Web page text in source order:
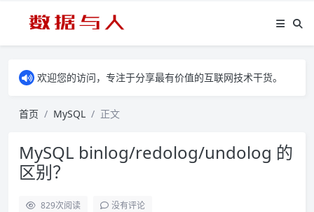
欢迎您的访问，专注于分享最有价值的互联网技术干货。
首页 MySQL 正文
MySQL binlog/redolog/undolog 的
区别？
829次阅读 没有评论